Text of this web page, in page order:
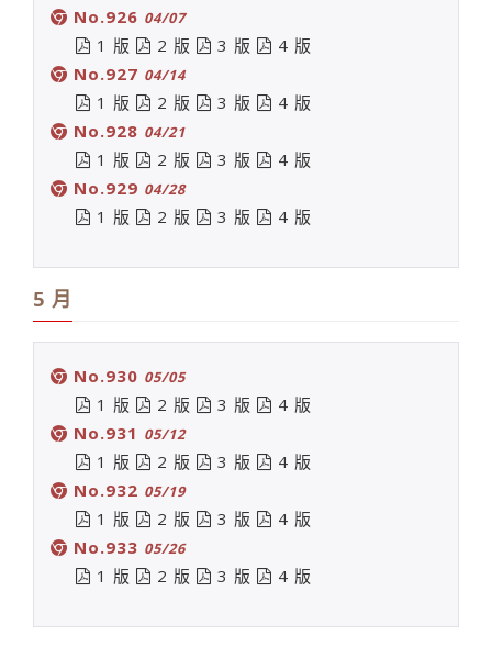
No.926 04/07
1 版 2 版 3 版
4 版
No.927 04/14
1 版 2 版 3 版
4 版
No.928 04/21
1 版 2 版 3 版
4 版
No.929 04/28
1 版 2 版 3 版 4 版
5 月
No.930 05/05
1 版 2 版 3 版
4 版
No.931 05/12
1 版 2 版 3 版
4 版
No.932 05/19
1 版 2 版 3 版
4 版
No.933 05/26
1 版 2 版 3 版 4 版